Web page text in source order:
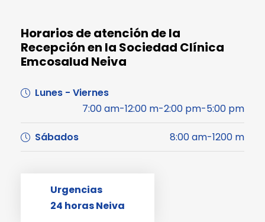
Horarios de atención de la
Recepción en la Sociedad Clínica
Emcosalud Neiva
Lunes - Viernes
7:00 am-12:00 m-2:00 pm-5:00 pm
Sábados 8:00 am-1200 m
Urgencias
24 horas Neiva